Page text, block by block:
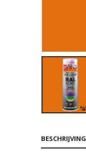
BESCHRIJVING